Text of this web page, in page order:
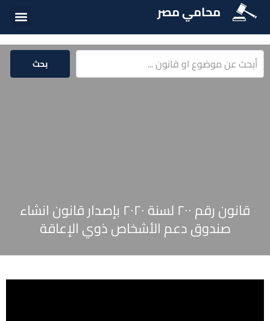
محامي مصر
بحث
قانون رقم ٢٠٠ لسنة ٢٠٢٠ بإصدار قانون انشاء
صندوق دعم الأشخاص ذوي الإعاقة